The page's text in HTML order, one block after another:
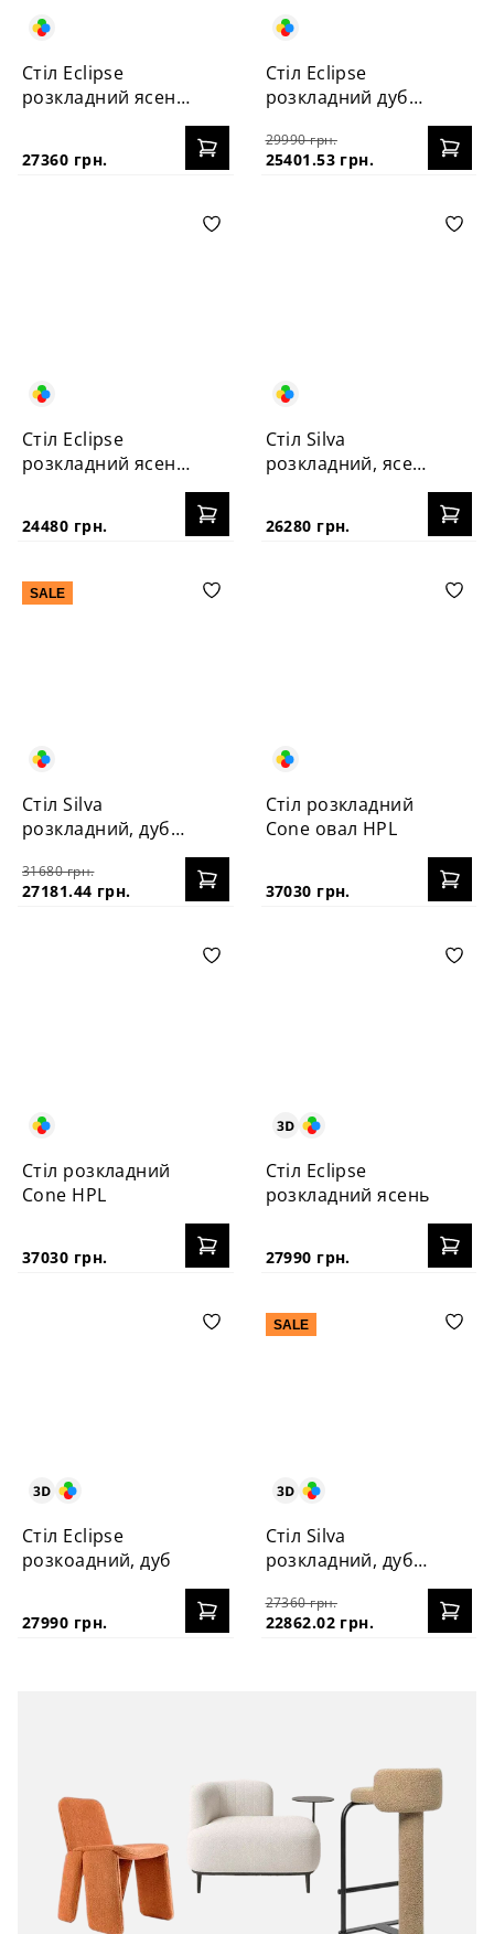
Стіл Eclipse
розкладний ясень
27360 грн.
Стіл Eclipse
розкладний дуб
29990 грн.
25401.53 грн.
Стіл Eclipse
розкладний ясень
24480 грн.
Стіл Silva
розкладний, ясен
26280 грн.
SALE
Стіл Silva
розкладний, дуб
31680 грн.
27181.44 грн.
Стіл розкладний
Cone овал HPL
37030 грн.
Стіл розкладний
Cone HPL
37030 грн.
Стіл Eclipse
розкладний ясень
27990 грн.
Стіл Eclipse
розкоадний, дуб
27990 грн.
SALE
Стіл Silva
розкладний, дуб
27360 грн.
22862.02 грн.